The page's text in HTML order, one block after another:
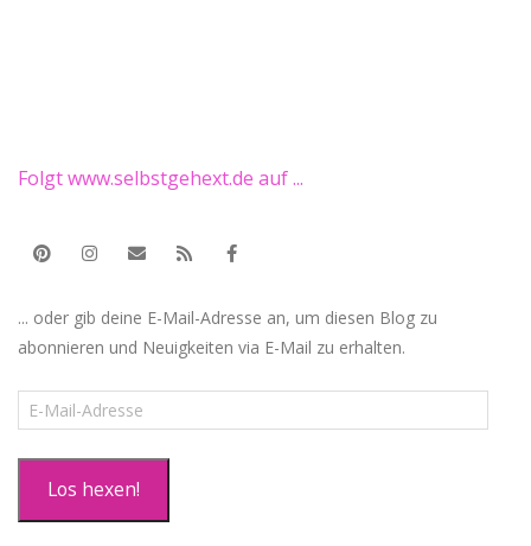
Folgt www.selbstgehext.de auf ...
... oder gib deine E-Mail-Adresse an, um diesen Blog zu
abonnieren und Neuigkeiten via E-Mail zu erhalten.
E-
Mail-
Los hexen!